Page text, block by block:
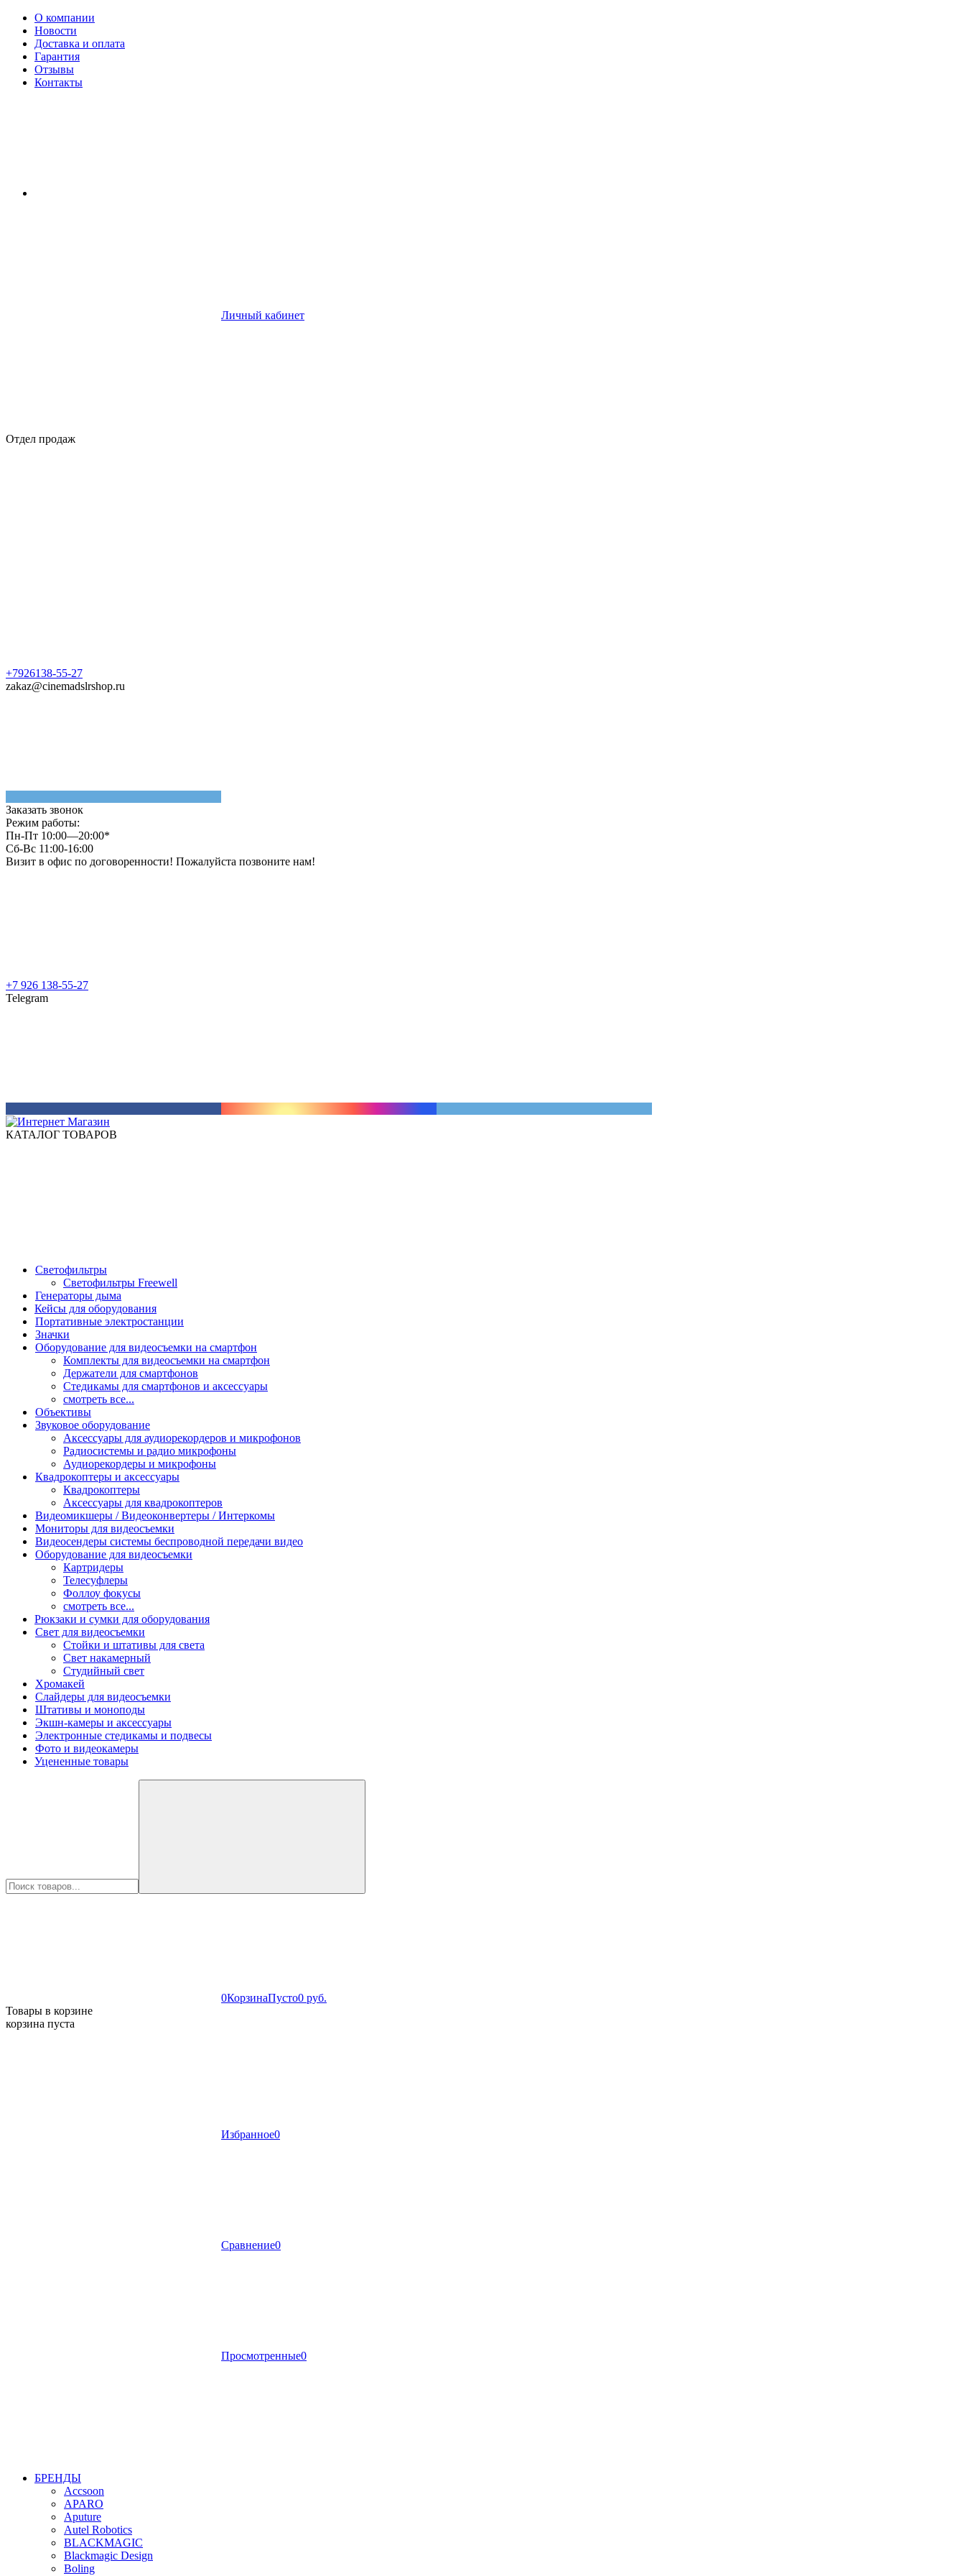
О компании
Новости
Доставка и оплата
Гарантия
Отзывы
Контакты
Личный кабинет
Отдел продаж
+7926138-55-27
zakaz@cinemadslrshop.ru
Заказать звонок
Режим работы:
Пн-Пт 10:00—20:00*
Сб-Вс 11:00-16:00
Визит в офис по договоренности! Пожалуйста позвоните нам!
+7 926 138-55-27
Telegram
КАТАЛОГ ТОВАРОВ
Светофильтры
Светофильтры Freewell
Генераторы дыма
Кейсы для оборудования
Портативные электростанции
Значки
Оборудование для видеосъемки на смартфон
Комплекты для видеосъемки на смартфон
Держатели для смартфонов
Стедикамы для смартфонов и аксессуары
смотреть все...
Объективы
Звуковое оборудование
Аксессуары для аудиорекордеров и микрофонов
Радиосистемы и радио микрофоны
Аудиорекордеры и микрофоны
Квадрокоптеры и аксессуары
Квадрокоптеры
Аксессуары для квадрокоптеров
Видеомикшеры / Видеоконвертеры / Интеркомы
Мониторы для видеосъемки
Видеосендеры системы беспроводной передачи видео
Оборудование для видеосъемки
Картридеры
Телесуфлеры
Фоллоу фокусы
смотреть все...
Рюкзаки и сумки для оборудования
Свет для видеосъемки
Стойки и штативы для света
Свет накамерный
Студийный свет
Хромакей
Слайдеры для видеосъемки
Штативы и моноподы
Экшн-камеры и аксессуары
Электронные стедикамы и подвесы
Фото и видеокамеры
Уцененные товары
0КорзинаПусто0 руб.
Товары в корзине
корзина пуста
Избранное0
Сравнение0
Просмотренные0
БРЕНДЫ
Accsoon
APARO
Aputure
Autel Robotics
BLACKMAGIC
Blackmagic Design
Boling